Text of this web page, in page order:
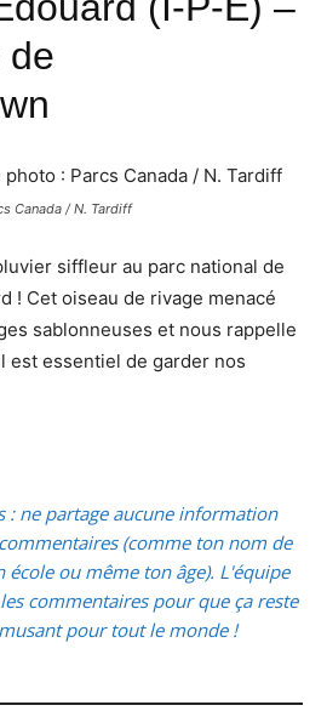
de
Canada / N. Tardiff
siffleur au parc national de
! Cet oiseau de rivage menacé
sablonneuses et nous rappelle
est essentiel de garder nos
: ne partage aucune information
(comme ton nom de
ou même ton âge). L'équipe
commentaires pour que ça reste
pour tout le monde !